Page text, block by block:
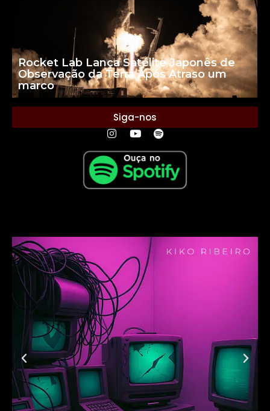
Rocket Lab Lança Satélite Japonês de
Observação da Terra Após Atraso um
marco
Siga-nos